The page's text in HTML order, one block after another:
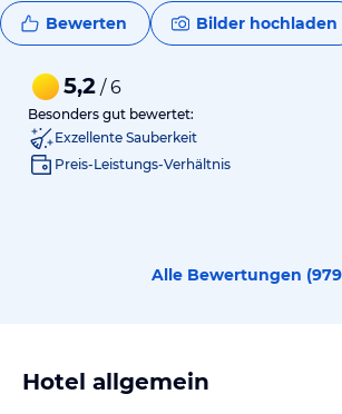
Bewerten Bilder hochladen
5,2 / 6
Besonders gut bewertet:
Exzellente Sauberkeit
Preis-Leistungs-Verhältnis
Alle Bewertungen (979
Hotel allgemein